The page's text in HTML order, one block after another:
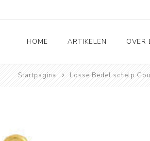
HOME ARTIKELEN OVER
Startpagina Losse Bedel schelp